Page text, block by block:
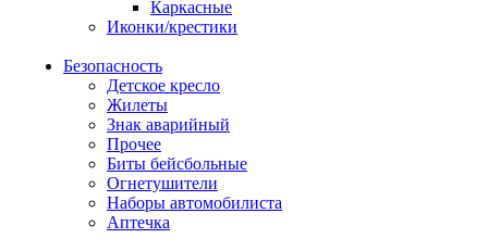
Каркасные
Иконки/крестики
Безопасность
Детское кресло
Жилеты
Знак аварийный
Прочее
Биты бейсбольные
Огнетушители
Наборы автомобилиста
Аптечка